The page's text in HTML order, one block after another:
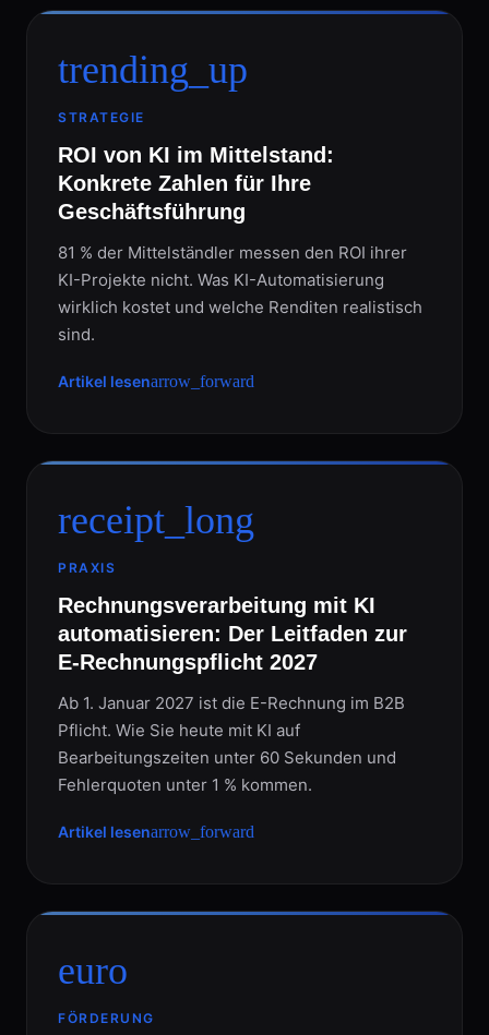
trending_up
STRATEGIE
ROI von KI im Mittelstand:
Konkrete Zahlen für Ihre
Geschäftsführung
81 % der Mittelständler messen den ROI ihrer
KI-Projekte nicht. Was KI-Automatisierung
wirklich kostet und welche Renditen realistisch
sind.
Artikel lesenarrow_forward
receipt_long
PRAXIS
Rechnungsverarbeitung mit KI
automatisieren: Der Leitfaden zur
E-Rechnungspflicht 2027
Ab 1. Januar 2027 ist die E-Rechnung im B2B
Pflicht. Wie Sie heute mit KI auf
Bearbeitungszeiten unter 60 Sekunden und
Fehlerquoten unter 1 % kommen.
Artikel lesenarrow_forward
euro
FÖRDERUNG